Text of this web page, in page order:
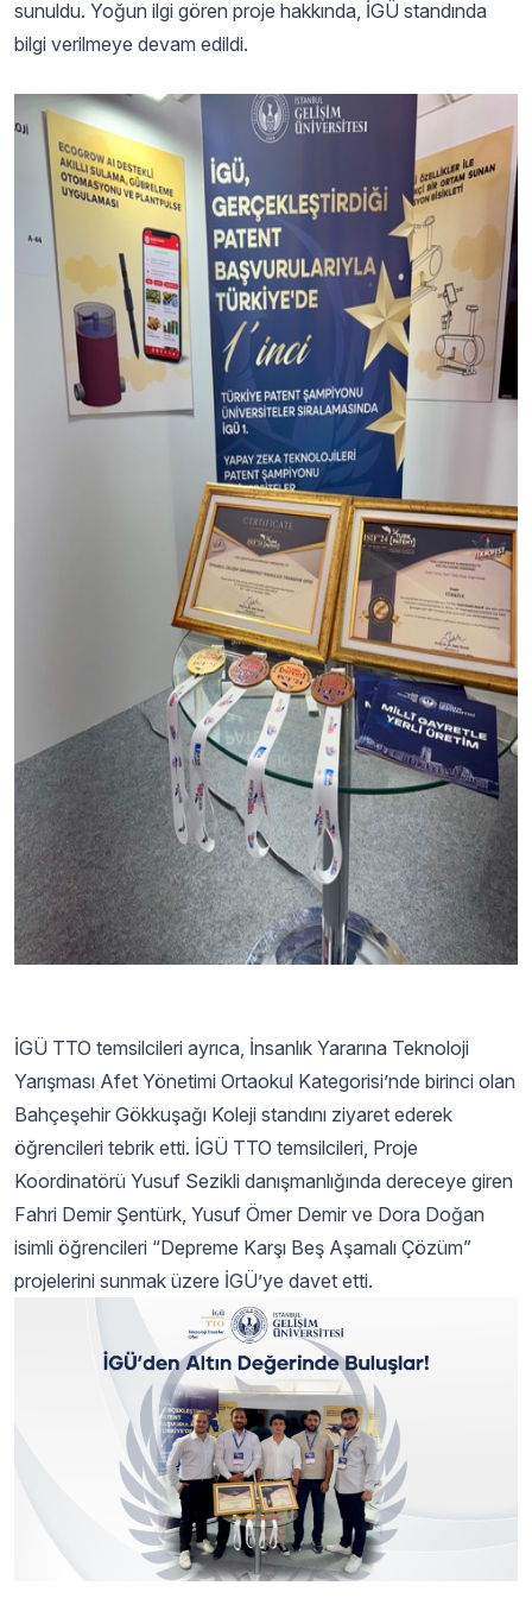
sunuldu. Yoğun ilgi gören proje hakkında, İGÜ standında
bilgi verilmeye devam edildi.
İGÜ TTO temsilcileri ayrıca, İnsanlık Yararına Teknoloji
Yarışması Afet Yönetimi Ortaokul Kategorisi’nde birinci olan
Bahçeşehir Gökkuşağı Koleji standını ziyaret ederek
öğrencileri tebrik etti. İGÜ TTO temsilcileri, Proje
Koordinatörü Yusuf Sezikli danışmanlığında dereceye giren
Fahri Demir Şentürk, Yusuf Ömer Demir ve Dora Doğan
isimli öğrencileri “Depreme Karşı Beş Aşamalı Çözüm”
projelerini sunmak üzere İGÜ’ye davet etti.